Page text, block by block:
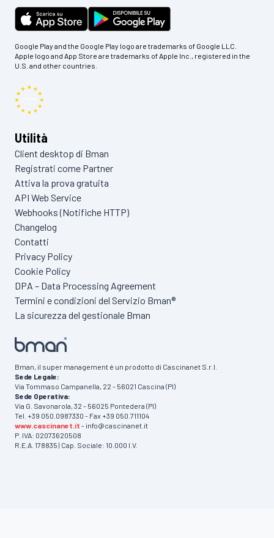
Google Play and the Google Play logo are trademarks of Google LLC.
Apple logo and App Store are trademarks of Apple Inc., registered in the
U.S. and other countries.
Utilità
Client desktop di Bman
Registrati come Partner
Attiva la prova gratuita
API Web Service
Webhooks (Notifiche HTTP)
Changelog
Contatti
Privacy Policy
Cookie Policy
DPA – Data Processing Agreement
Termini e condizioni del Servizio Bman®
La sicurezza del gestionale Bman
Bman, il super management è un prodotto di Cascinanet S.r.l.
Sede Legale:
Via Tommaso Campanella, 22 - 56021 Cascina (PI)
Sede Operativa:
Via G. Savonarola, 32 - 56025 Pontedera (PI)
Tel. +39 050.0987330 - Fax +39 050.711104
www.cascinanet.it - info@cascinanet.it
P. IVA: 02073620508
R.E.A. 178835 | Cap. Sociale: 10.000 I.V.